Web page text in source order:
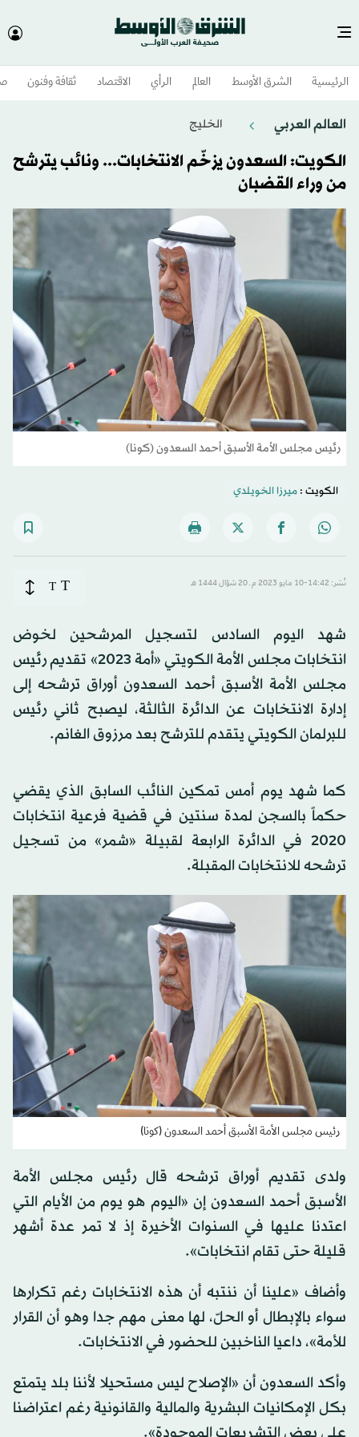
الرئيسية الشرق الأوسط​ العالم الرأي الاقتصاد ثقافة وفنون
العالم العربي الخليج
الكويت: السعدون يزخّم الانتخابات... ونائب يترشح
من وراء القضبان
رئيس مجلس الأمة الأسبق أحمد السعدون (كونا)
الكويت :ميرزا الخويلدي
نُشر: 14:42-10 مايو 2023 م ـ 20 شوّال 1444 هـ T
T
شهد اليوم السادس لتسجيل المرشحين لخوض
انتخابات مجلس الأمة الكويتي «أمة 2023» تقديم رئيس
مجلس الأمة الأسبق أحمد السعدون أوراق ترشحه إلى
إدارة الانتخابات عن الدائرة الثالثة، ليصبح ثاني رئيس
للبرلمان الكويتي يتقدم للترشح بعد مرزوق الغانم.
كما شهد يوم أمس تمكين النائب السابق الذي يقضي
حكماً بالسجن لمدة سنتين في قضية فرعية انتخابات
2020 في الدائرة الرابعة لقبيلة «شمر» من تسجيل
ترشحه للانتخابات المقبلة.
رئيس مجلس الأمة الأسبق أحمد السعدون (كونا)
ولدى تقديم أوراق ترشحه قال رئيس مجلس الأمة
الأسبق أحمد السعدون إن «اليوم هو يوم من الأيام التي
اعتدنا عليها في السنوات الأخيرة إذ لا تمر عدة أشهر
قليلة حتى تقام انتخابات».
وأضاف «علينا أن ننتبه أن هذه الانتخابات رغم تكرارها
سواء بالإبطال أو الحلّ، لها معنى مهم جدا وهو أن القرار
للأمة»، داعيا الناخبين للحضور في الانتخابات.
وأكد السعدون أن «الإصلاح ليس مستحيلا لأننا بلد يتمتع
بكل الإمكانيات البشرية والمالية والقانونية رغم اعتراضنا
على بعض التشريعات الموجودة».